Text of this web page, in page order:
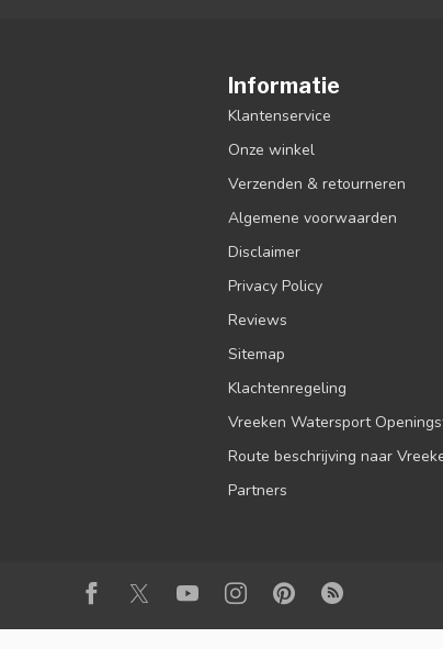
Informatie
Klantenservice
Onze winkel
Verzenden & retourneren
Algemene voorwaarden
Disclaimer
Privacy Policy
Reviews
Sitemap
Klachtenregeling
Vreeken Watersport
Route beschrijving naar
Partners